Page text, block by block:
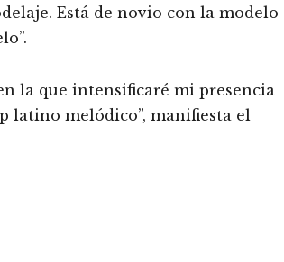
Está de novio con la modelo
la que intensificaré mi presencia
latino melódico”, manifiesta el